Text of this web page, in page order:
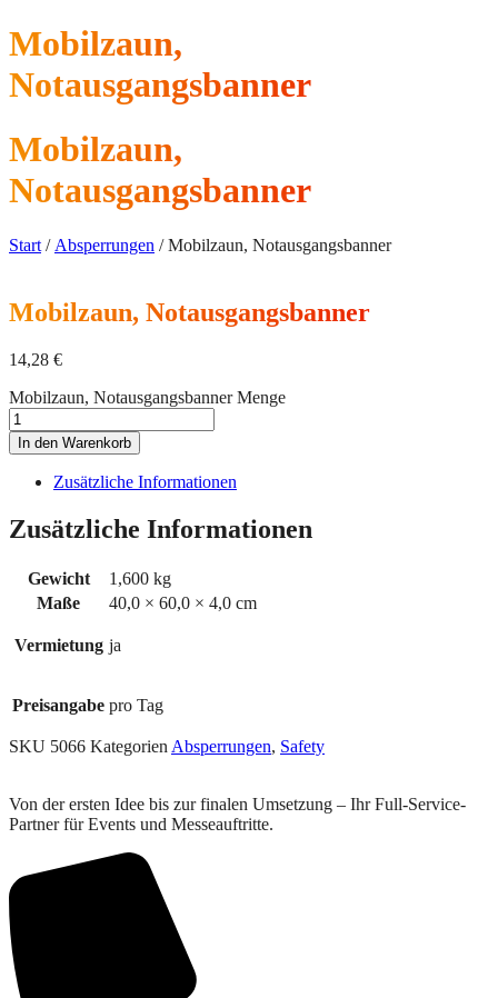
Mobilzaun,
Notausgangsbanner
Mobilzaun,
Notausgangsbanner
Start / Absperrungen / Mobilzaun, Notausgangsbanner
Mobilzaun, Notausgangsbanner
14,28 €
Mobilzaun, Notausgangsbanner Menge
In den Warenkorb
Zusätzliche Informationen
Zusätzliche Informationen
Gewicht
1,600 kg
Maße
40,0 × 60,0 × 4,0 cm
Vermietung ja
Preisangabe pro Tag
SKU 5066 KategorienAbsperrungen, Safety
Von der ersten Idee bis zur finalen Umsetzung – Ihr Full-Service-
Partner für Events und Messeauftritte.